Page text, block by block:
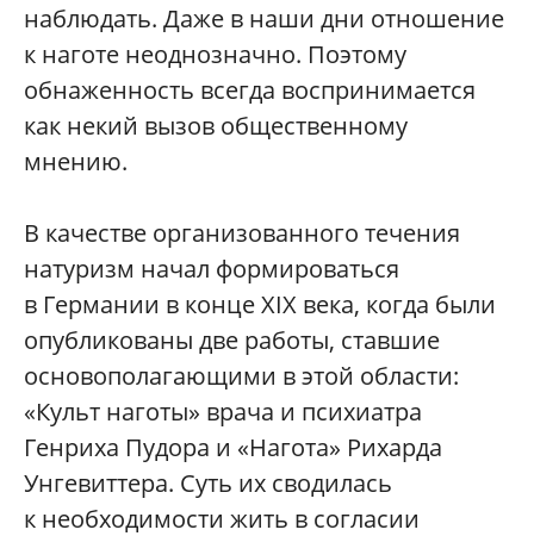
наблюдать. Даже в наши дни отношение
к наготе неоднозначно. Поэтому
обнаженность всегда воспринимается
как некий вызов общественному
мнению.
В качестве организованного течения
натуризм начал формироваться
в Германии в конце XIX века, когда были
опубликованы две работы, ставшие
основополагающими в этой области:
«Культ наготы» врача и психиатра
Генриха Пудора и «Нагота» Рихарда
Унгевиттера. Суть их сводилась
к необходимости жить в согласии